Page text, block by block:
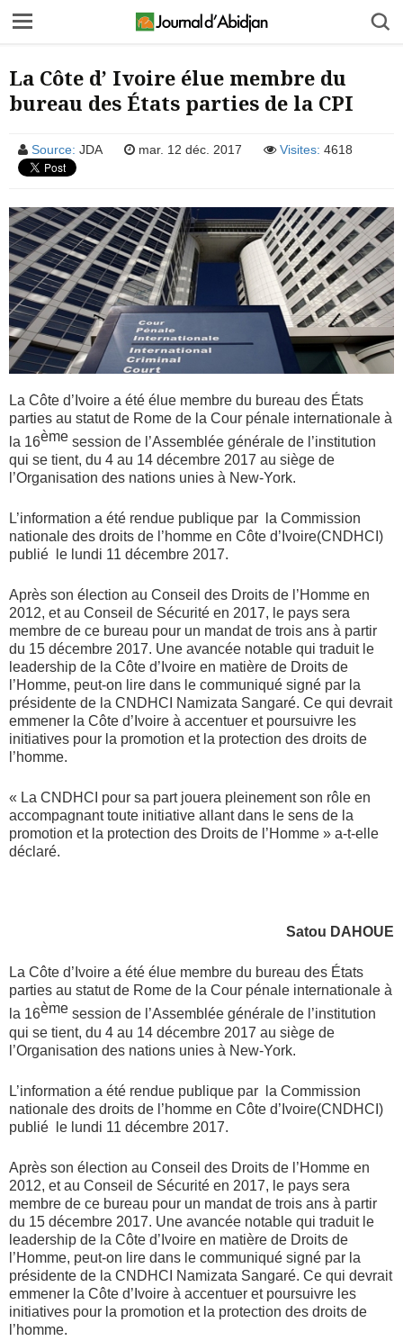
La Côte d’ Ivoire élue membre du
bureau des États parties de la CPI
Source: JDA mar. 12 déc. 2017 Visites: 4618
La Côte d’Ivoire a été élue membre du bureau des États
parties au statut de Rome de la Cour pénale internationale à
la 16ème session de l’Assemblée générale de l’institution
qui se tient, du 4 au 14 décembre 2017 au siège de
l’Organisation des nations unies à New-York.
L’information a été rendue publique par la Commission
nationale des droits de l’homme en Côte d’Ivoire(CNDHCI)
publié le lundi 11 décembre 2017.
Après son élection au Conseil des Droits de l’Homme en
2012, et au Conseil de Sécurité en 2017, le pays sera
membre de ce bureau pour un mandat de trois ans à partir
du 15 décembre 2017. Une avancée notable qui traduit le
leadership de la Côte d’Ivoire en matière de Droits de
l’Homme, peut-on lire dans le communiqué signé par la
présidente de la CNDHCI Namizata Sangaré. Ce qui devrait
emmener la Côte d’Ivoire à accentuer et poursuivre les
initiatives pour la promotion et la protection des droits de
l’homme.
« La CNDHCI pour sa part jouera pleinement son rôle en
accompagnant toute initiative allant dans le sens de la
promotion et la protection des Droits de l’Homme » a-t-elle
déclaré.
Satou DAHOUE
La Côte d’Ivoire a été élue membre du bureau des États
parties au statut de Rome de la Cour pénale internationale à
la 16ème session de l’Assemblée générale de l’institution
qui se tient, du 4 au 14 décembre 2017 au siège de
l’Organisation des nations unies à New-York.
L’information a été rendue publique par la Commission
nationale des droits de l’homme en Côte d’Ivoire(CNDHCI)
publié le lundi 11 décembre 2017.
Après son élection au Conseil des Droits de l’Homme en
2012, et au Conseil de Sécurité en 2017, le pays sera
membre de ce bureau pour un mandat de trois ans à partir
du 15 décembre 2017. Une avancée notable qui traduit le
leadership de la Côte d’Ivoire en matière de Droits de
l’Homme, peut-on lire dans le communiqué signé par la
présidente de la CNDHCI Namizata Sangaré. Ce qui devrait
emmener la Côte d’Ivoire à accentuer et poursuivre les
initiatives pour la promotion et la protection des droits de
l’homme.